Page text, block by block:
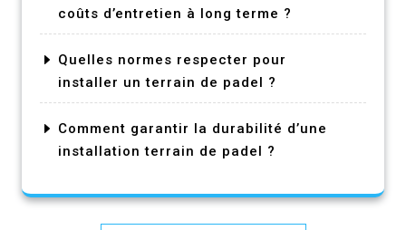
coûts d’entretien à long terme ?
Quelles normes respecter pour
installer un terrain de padel ?
Comment garantir la durabilité d’une
installation terrain de padel ?